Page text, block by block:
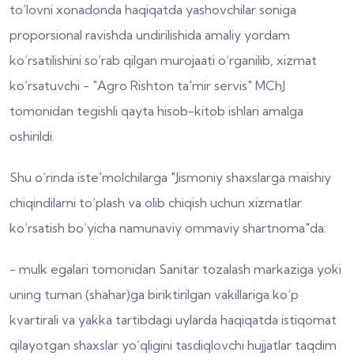
to‘lovni xonadonda haqiqatda yashovchilar soniga
proporsional ravishda undirilishida amaliy yordam
ko‘rsatilishini so‘rab qilgan murojaati o‘rganilib, xizmat
ko‘rsatuvchi - "Agro Rishton ta'mir servis" MChJ
tomonidan tegishli qayta hisob-kitob ishlari amalga
oshirildi.
Shu o‘rinda iste'molchilarga "Jismoniy shaxslarga maishiy
chiqindilarni to‘plash va olib chiqish uchun xizmatlar
ko‘rsatish bo‘yicha namunaviy ommaviy shartnoma"da:
- mulk egalari tomonidan Sanitar tozalash markaziga yoki
uning tuman (shahar)ga biriktirilgan vakillariga ko‘p
kvartirali va yakka tartibdagi uylarda haqiqatda istiqomat
qilayotgan shaxslar yo‘qligini tasdiqlovchi hujjatlar taqdim